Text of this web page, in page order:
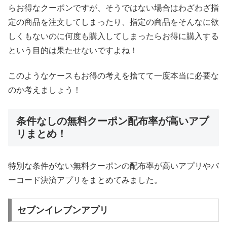
らお得なクーポンですが、そうではない場合はわざわざ指
定の商品を注文してしまったり、指定の商品をそんなに欲
しくもないのに何度も購入してしまったらお得に購入する
という目的は果たせないですよね！
このようなケースもお得の考えを捨てて一度本当に必要な
のか考えましょう！
条件なしの無料クーポン配布率が高いアプ
リまとめ！
特別な条件がない無料クーポンの配布率が高いアプリやバ
ーコード決済アプリをまとめてみました。
セブンイレブンアプリ